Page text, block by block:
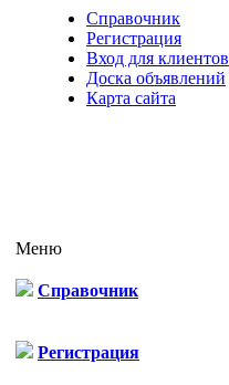
Справочник
Регистрация
Вход для клиентов
Доска объявлений
Карта сайта
Меню
Справочник
Регистрация